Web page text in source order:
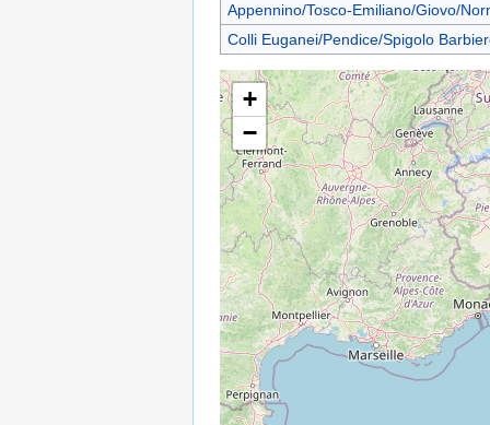
Appennino/Tosco-Emiliano/Giovo/
Colli Euganei/Pendice/Spigolo
+
−